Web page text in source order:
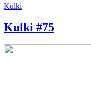
Kulki
Kulki #75